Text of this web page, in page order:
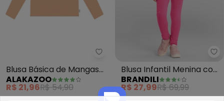
Alakazoo - Blusa Básica de
Blusa Básica de Mangas
Longas em Meia Malha
(Rosa)
ALAKAZOO
R$ 21,96R$ 54,90
Blusa Infantil Menina com
Brilhos (Rosa)
BRANDILI
R$ 27,99R$ 69,99